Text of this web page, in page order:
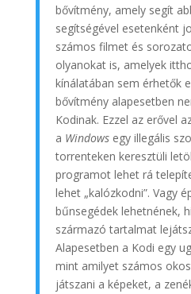
bővítmény, amely segít
segítségével esetenként
számos filmet és
olyanokat is, amelyek
kínálatában sem érhetők
bővítmény alapesetben
Kodinak. Ezzel az erővel
a Windowsegy illegális
torrenteken keresztüli
programot lehet rá
lehet „kalózkodni”. Vagy
bűnsegédek lehetnének,
származó tartalmat
Alapesetben a Kodi egy
mint amilyet számos
játszani a képeket, a